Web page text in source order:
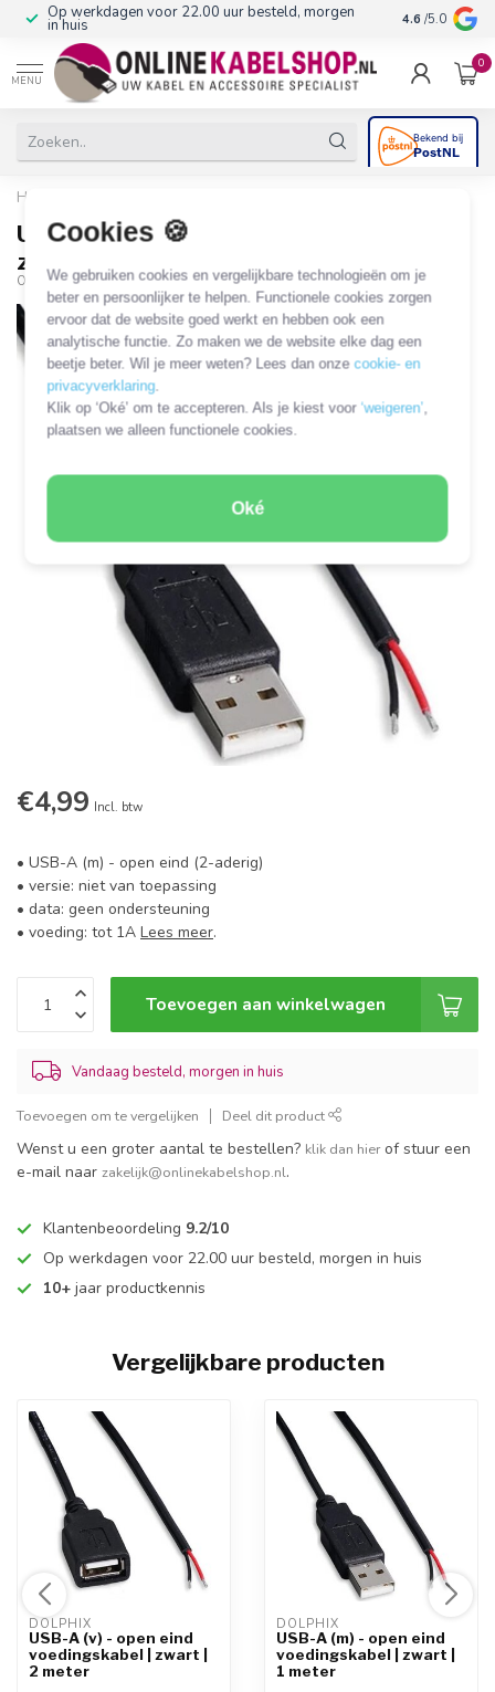
Cookies 🍪
We gebruiken cookies en vergelijkbare technologieën om je
beter en persoonlijker te helpen. Functionele cookies zorgen
ervoor dat de website goed werkt en hebben ook een
analytische functie. Zo maken we de website elke dag een
beetje beter. Wil je meer weten? Lees dan onzecookie- en
privacyverklaring.
Klik op ‘Oké’ om te accepteren. Als je kiest voor ‘weigeren’,
plaatsen we alleen functionele cookies.
Oké
Op werkdagen voor 22.00 uur besteld, morgen
in huis 10+jaar
4.6 /5.0
MENU
0
Home
USB-A (m) - open eind voedingskabel |
zwart | 2 meter
OKS-78703
€4,99 Incl. btw
• USB-A (m) - open eind (2-aderig)
• versie: niet van toepassing
• data: geen ondersteuning
• voeding: tot 1A Lees meer.
Toevoegen aan winkelwagen
Vandaag besteld, morgen in huis
Toevoegen om te vergelijken Deel dit product
Wenst u een groter aantal te bestellen? klik dan hierof stuur een
e-mail naar zakelijk@onlinekabelshop.nl.
Klantenbeoordeling 9.2/10
Op werkdagen voor 22.00 uur besteld, morgen in huis
10+ jaar productkennis
Vergelijkbare producten
DOLPHIX
USB-A (v) - open eind
voedingskabel | zwart |
2 meter
DOLPHIX
USB-A (m) - open eind
voedingskabel | zwart |
1 meter